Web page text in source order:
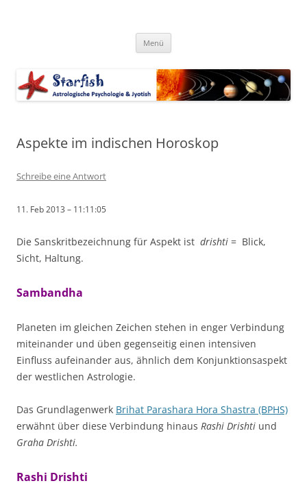
Menü
Aspekte im indischen Horoskop
Schreibe eine Antwort
11. Feb 2013 – 11:11:05
Die Sanskritbezeichnung für Aspekt ist drishti = Blick,
Sicht, Haltung.
Sambandha
Planeten im gleichen Zeichen stehen in enger Verbindung
miteinander und üben gegenseitig einen intensiven
Einfluss aufeinander aus, ähnlich dem Konjunktionsaspekt
der westlichen Astrologie.
Das Grundlagenwerk Brihat Parashara Hora Shastra (BPHS)
erwähnt über diese Verbindung hinaus Rashi Drishti und
Graha Drishti.
Rashi Drishti